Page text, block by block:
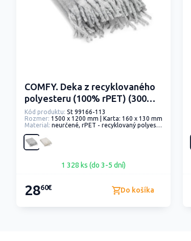
COMFY. Deka z recyklovaného
polyesteru (100% rPET) (300
g/m²) s mohairovým vzhľadom
Kód produktu: St 99166-113
Rozmer: 1500 x 1200 mm | Karta: 160 x 130 mm
Material: neurčené, rPET - recyklovaný polyester
1 328 ks (do 3-5 dní)
2860€ Do košíka